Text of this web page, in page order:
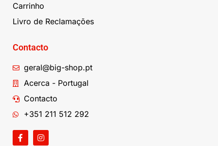
Carrinho
Livro de Reclamações
Contacto
geral@big-shop.pt
Acerca - Portugal
Contacto
+351 211 512 292